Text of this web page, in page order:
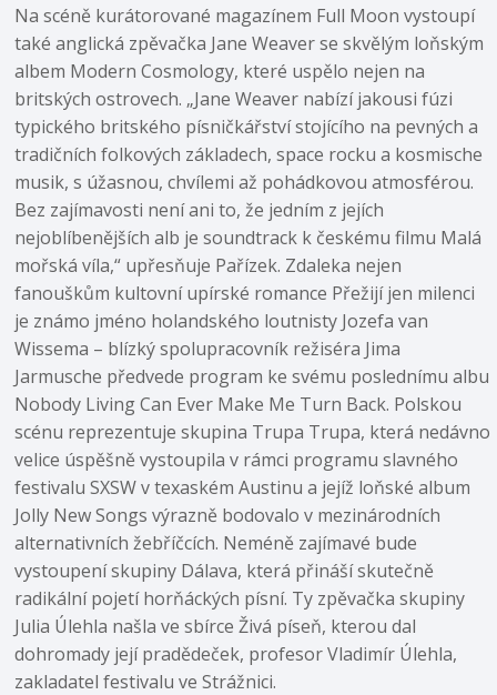
Na scéně kurátorované magazínem Full Moon vystoupí
také anglická zpěvačka Jane Weaver se skvělým loňským
albem Modern Cosmology, které uspělo nejen na
britských ostrovech. „Jane Weaver nabízí jakousi fúzi
typického britského písničkářství stojícího na pevných a
tradičních folkových základech, space rocku a kosmische
musik, s úžasnou, chvílemi až pohádkovou atmosférou.
Bez zajímavosti není ani to, že jedním z jejích
nejoblíbenějších alb je soundtrack k českému filmu Malá
mořská víla,“ upřesňuje Pařízek. Zdaleka nejen
fanouškům kultovní upírské romance Přežijí jen milenci
je známo jméno holandského loutnisty Jozefa van
Wissema – blízký spolupracovník režiséra Jima
Jarmusche předvede program ke svému poslednímu albu
Nobody Living Can Ever Make Me Turn Back. Polskou
scénu reprezentuje skupina Trupa Trupa, která nedávno
velice úspěšně vystoupila v rámci programu slavného
festivalu SXSW v texaském Austinu a jejíž loňské album
Jolly New Songs výrazně bodovalo v mezinárodních
alternativních žebříčcích. Neméně zajímavé bude
vystoupení skupiny Dálava, která přináší skutečně
radikální pojetí horňáckých písní. Ty zpěvačka skupiny
Julia Úlehla našla ve sbírce Živá píseň, kterou dal
dohromady její pradědeček, profesor Vladimír Úlehla,
zakladatel festivalu ve Strážnici.